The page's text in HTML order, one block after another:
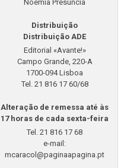
Noémia Presúncia
Distribuição
Distribuição ADE
Editorial «Avante!»
Campo Grande, 220-A
1700-094 Lisboa
Tel. 21 816 17 60/68
Alteração de remessa até às
17 horas de cada sexta-feira
Tel. 21 816 17 68
e-mail:
mcaracol@paginaapagina.pt